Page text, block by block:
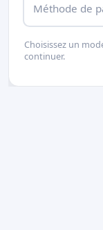
Méthode de
Choisissez un
continuer.